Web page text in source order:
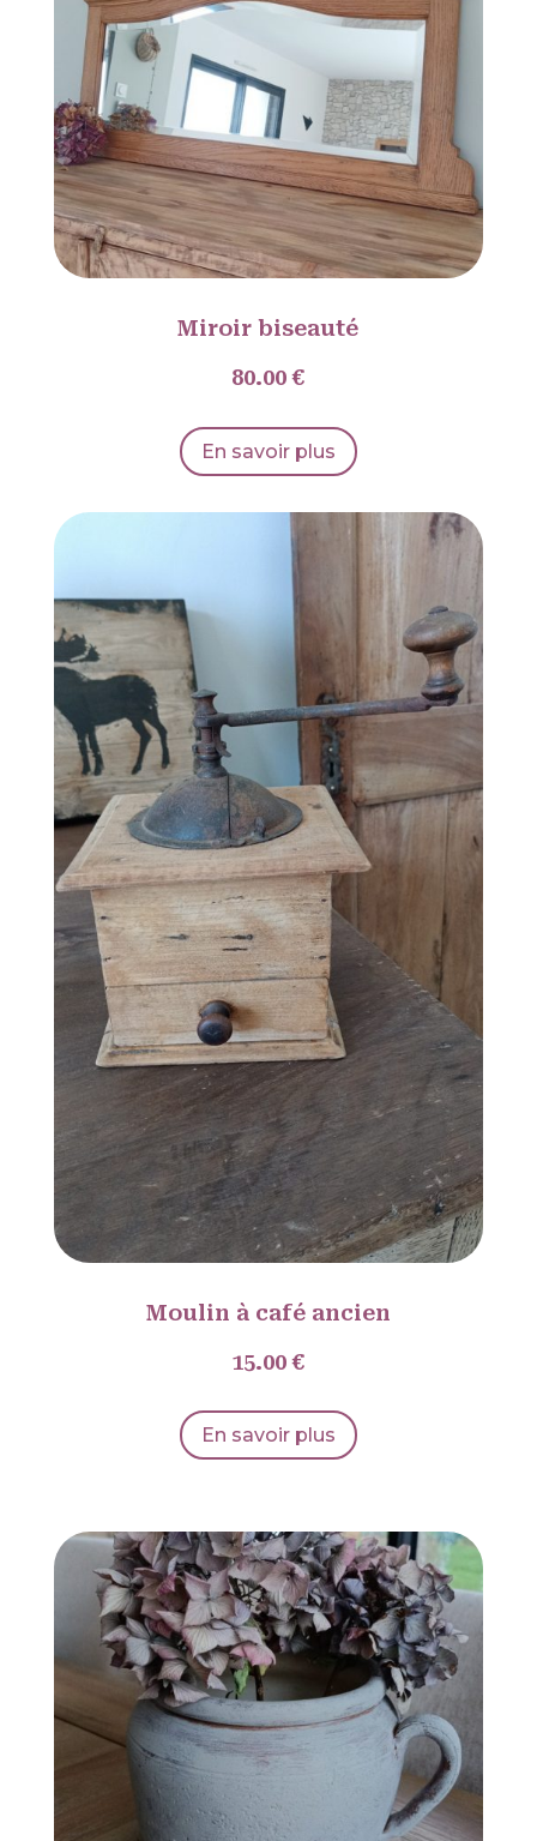
Miroir biseauté
80.00 €
En savoir plus
Moulin à café ancien
15.00 €
En savoir plus